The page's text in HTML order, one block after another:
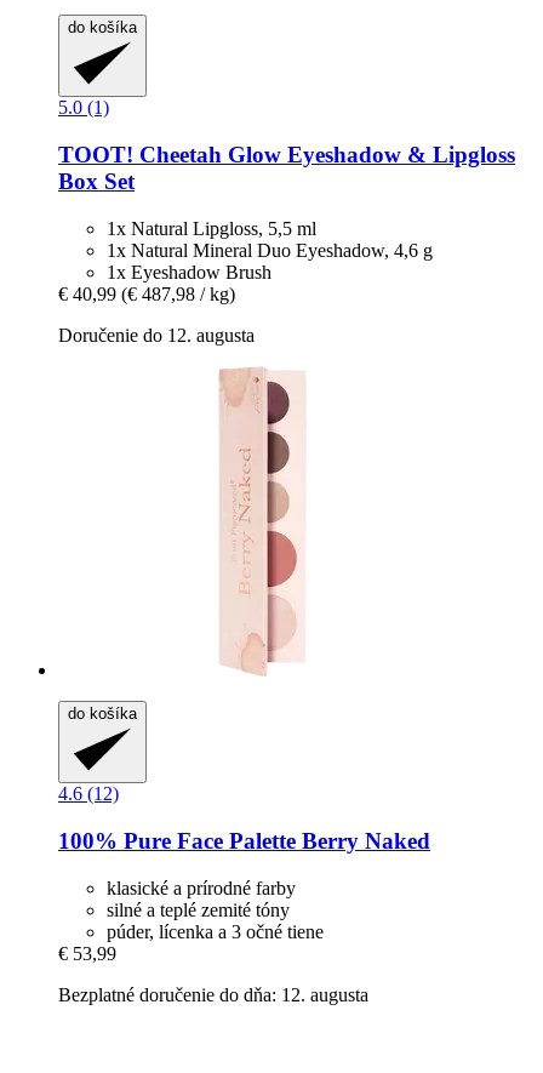
do košíka
5.0 (1)
TOOT! Cheetah Glow Eyeshadow & Lipgloss
Box Set
1x Natural Lipgloss, 5,5 ml
1x Natural Mineral Duo Eyeshadow, 4,6 g
1x Eyeshadow Brush
€ 40,99 (€ 487,98 / kg)
Doručenie do 12. augusta
do košíka
4.6 (12)
100% Pure Face Palette Berry Naked
klasické a prírodné farby
silné a teplé zemité tóny
púder, lícenka a 3 očné tiene
€ 53,99
Bezplatné doručenie do dňa: 12. augusta